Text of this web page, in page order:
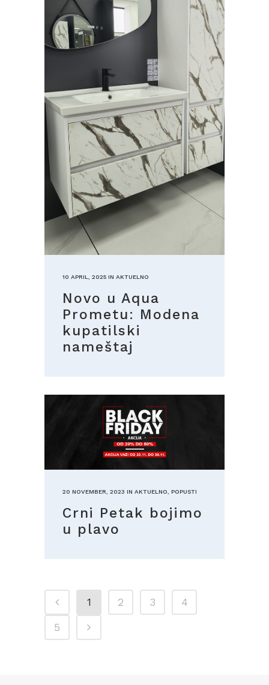
10 APRIL, 2025 IN AKTUELNO
Novo u Aqua
Prometu: Modena
kupatilski
nameštaj
20 NOVEMBER, 2023 IN AKTUELNO POPUSTI
Crni Petak bojimo
u plavo
1 2 3
4
5